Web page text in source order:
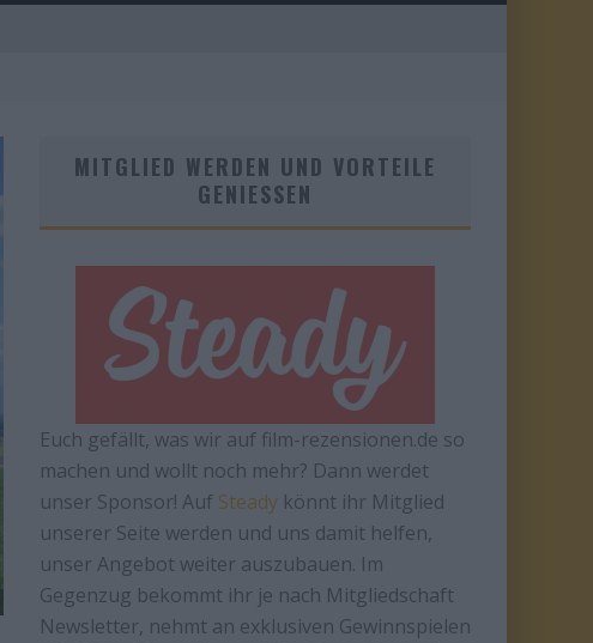
MITGLIED WERDEN UND VORTEILE
GENIESSEN
Euch gefällt, was wir auf film-rezensionen.de so
machen und wollt noch mehr? Dann werdet
unser Sponsor! Auf Steady könnt ihr Mitglied
unserer Seite werden und uns damit helfen,
unser Angebot weiter auszubauen. Im
Gegenzug bekommt ihr je nach Mitgliedschaft
Newsletter, nehmt an exklusiven Gewinnspielen